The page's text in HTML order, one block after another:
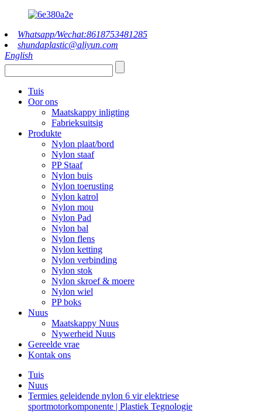
Whatsapp/Wechat:8618753481285
shundaplastic@aliyun.com
English
Tuis
Oor ons
Maatskappy inligting
Fabrieksuitsig
Produkte
Nylon plaat/bord
Nylon staaf
PP Staaf
Nylon buis
Nylon toerusting
Nylon katrol
Nylon mou
Nylon Pad
Nylon bal
Nylon flens
Nylon ketting
Nylon verbinding
Nylon stok
Nylon skroef & moere
Nylon wiel
PP boks
Nuus
Maatskappy Nuus
Nywerheid Nuus
Gereelde vrae
Kontak ons
Tuis
Nuus
Termies geleidende nylon 6 vir elektriese
sportmotorkomponente | Plastiek Tegnologie